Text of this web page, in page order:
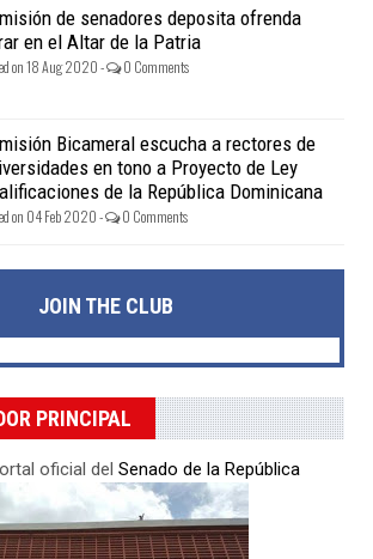
de senadores deposita ofrenda
en el Altar de la Patria
on 18 Aug 2020 - 0 Comments
Bicameral escucha a rectores de
en tono a Proyecto de Ley
de la República Dominicana
on 04 Feb 2020 - 0 Comments
JOIN THE CLUB
PRINCIPAL
oficial del Senado de la República